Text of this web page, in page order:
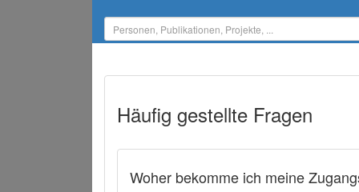
Häufig gestellte Fragen
Woher bekomme ich meine